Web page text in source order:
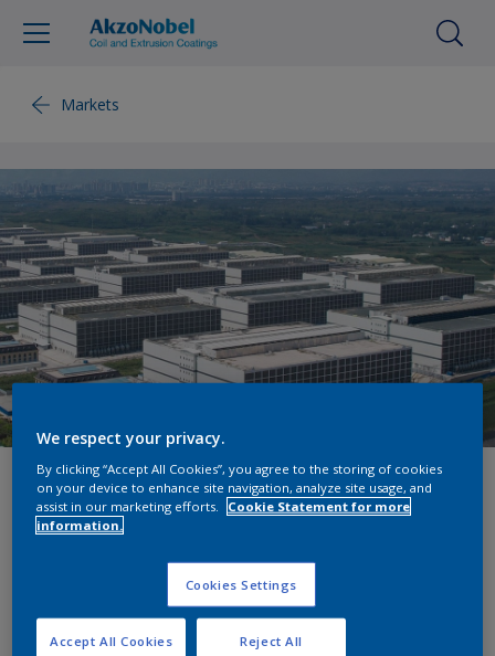
Markets
畜牧业
FLEXIDURE
下载 Canopy 应用程序
We respect your privacy.
By clicking “Accept All Cookies”, you agree to the storing of cookies
on your device to enhance site navigation, analyze site usage, and
assist in our marketing efforts.
Cookie Statement for more
information.
Cookies Settings
Reject All
Accept All Cookies